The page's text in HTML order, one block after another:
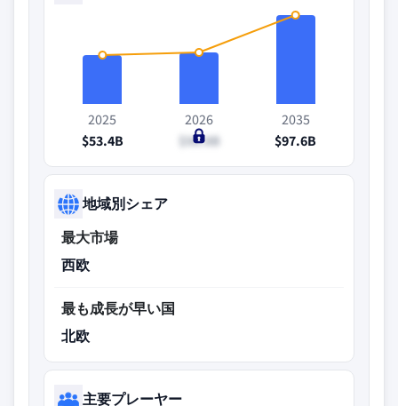
2025
$53.4B
2026
$56.8B
2035
$97.6B
地域別シェア
最大市場
西欧
最も成長が早い国
北欧
主要プレーヤー